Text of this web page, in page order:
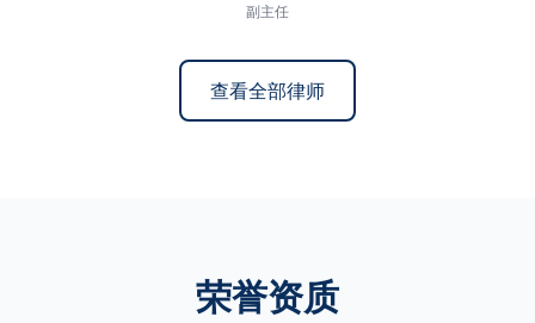
副主任
查看全部律师
荣誉资质